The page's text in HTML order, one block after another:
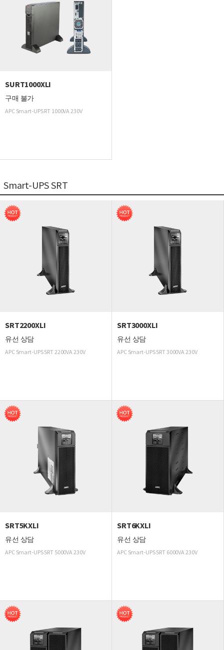
SURT1000XLI
구매 불가
APC Smart-UPS RT 1000VA 230V
Smart-UPS SRT
SRT2200XLI
유선 상담
APC Smart-UPS SRT 2200VA 230V
SRT3000XLI
유선 상담
APC Smart-UPS SRT 3000VA 230V
SRT5KXLI
유선 상담
APC Smart-UPS SRT 5000VA 230V
SRT6KXLI
유선 상담
APC Smart-UPS SRT 6000VA 230V